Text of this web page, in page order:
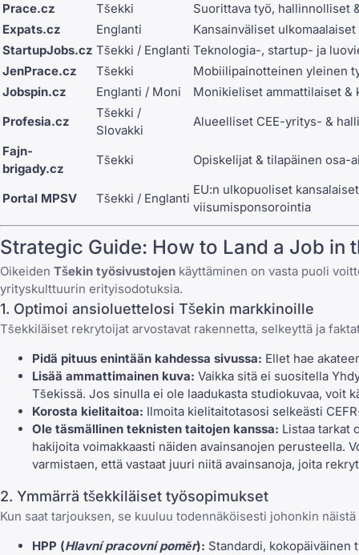
Prace.cz
Tšekki
Suorittava työ, hallinnolliset
Expats.cz
Englanti
Kansainväliset
StartupJobs.cz Tšekki / Englanti Teknologia-, startup- ja
JenPrace.cz
Tšekki
Mobiilipainotteinen yleinen
Jobspin.cz
Englanti / Moni
Monikieliset ammattilaiset &
Profesia.cz
Tšekki /
Slovakki
Alueelliset CEE-yritys- &
Fajn-
brigady.cz
Tšekki Opiskelijat & tilapäinen osa-
Portal MPSV Tšekki / Englanti
EU:n ulkopuoliset
viisumisponsorointia
Strategic Guide: How to Land a Job in
Oikeiden Tšekin työsivustojen käyttäminen on vasta puoli
yrityskulttuurin erityisodotuksia.
1. Optimoi ansioluettelosi Tšekin markkinoille
Tšekkiläiset rekrytoijat arvostavat rakennetta, selkeyttä ja
Pidä pituus enintään kahdessa sivussa: Ellet hae
Lisää ammattimainen kuva: Vaikka sitä ei suositella
Tšekissä. Jos sinulla ei ole laadukasta studiokuvaa, voit
Korosta kielitaitoa: Ilmoita kielitaitotasosi selkeästi
Ole täsmällinen teknisten taitojen kanssa: Listaa tarkat
hakijoita voimakkaasti näiden avainsanojen perusteella.
varmistaen, että vastaat juuri niitä avainsanoja, joita
2. Ymmärrä tšekkiläiset työsopimukset
Kun saat tarjouksen, se kuuluu todennäköisesti johonkin
HPP (Hlavní pracovní poměr): Standardi, kokopäiväinen